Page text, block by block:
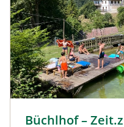
Urlaub am
Büchlhof –